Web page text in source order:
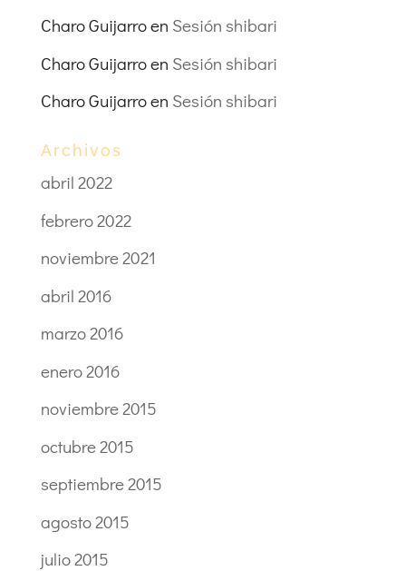
Charo Guijarroen Sesión shibari
Charo Guijarroen Sesión shibari
Charo Guijarroen Sesión shibari
Archivos
abril 2022
febrero 2022
noviembre 2021
abril 2016
marzo 2016
enero 2016
noviembre 2015
octubre 2015
septiembre 2015
agosto 2015
julio 2015